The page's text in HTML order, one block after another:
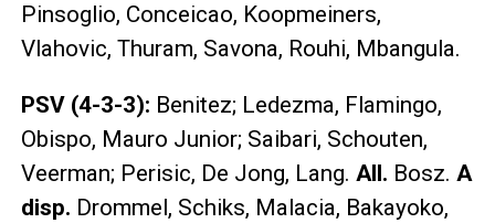
Pinsoglio, Conceicao, Koopmeiners,
Vlahovic, Thuram, Savona, Rouhi, Mbangula.
PSV (4-3-3): Benitez; Ledezma, Flamingo,
Obispo, Mauro Junior; Saibari, Schouten,
Veerman; Perisic, De Jong, Lang. All. Bosz. A
disp. Drommel, Schiks, Malacia, Bakayoko,